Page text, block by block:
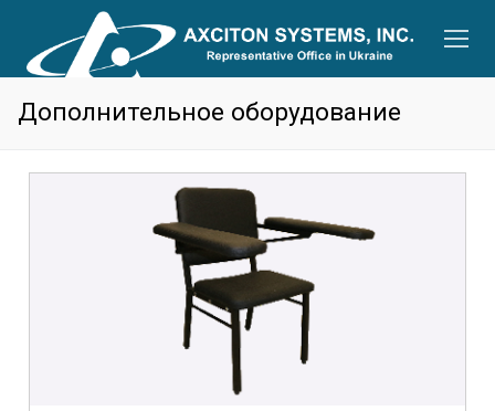
Дополнительное оборудование